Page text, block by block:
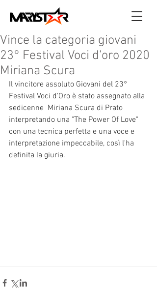
Vince la categoria giovani
23° Festival Voci d'oro 2020
Miriana Scura
Il vincitore assoluto Giovani del 23°
Festival Voci d'Oro è stato assegnato alla
sedicenne  Miriana Scura di Prato
interpretando una "The Power Of Love"
con una tecnica perfetta e una voce e
interpretazione impeccabile, così l'ha
definita la giuria.